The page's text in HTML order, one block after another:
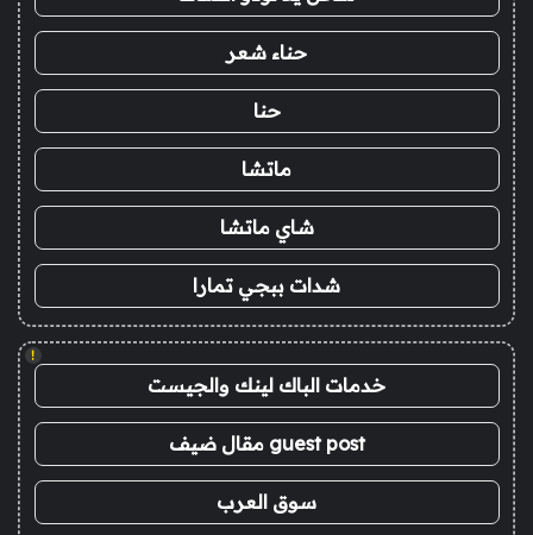
حناء شعر
حنا
ماتشا
شاي ماتشا
شدات ببجي تمارا
!
خدمات الباك لينك والجيست
guest post مقال ضيف
سوق العرب